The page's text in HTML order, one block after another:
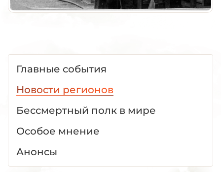
Главные события
Новости регионов
Бессмертный полк в мире
Особое мнение
Анонсы